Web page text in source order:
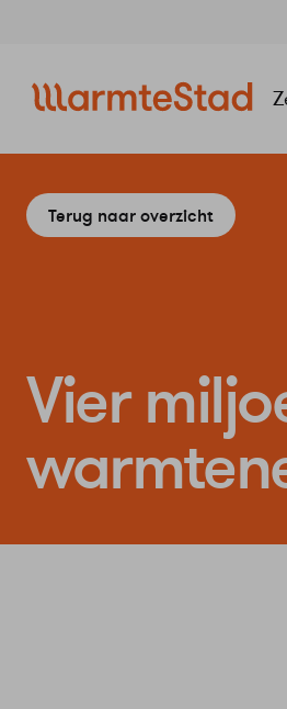
Terug naar overzicht
Vier